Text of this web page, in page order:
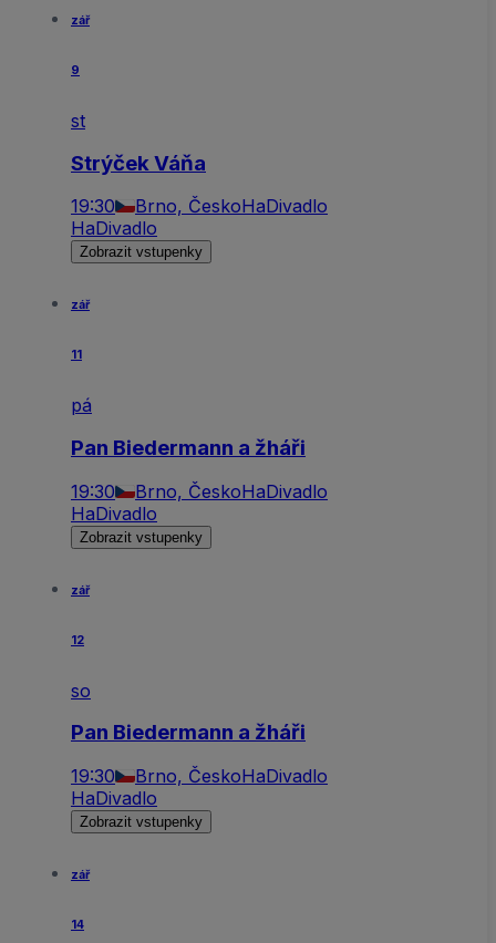
zář
9
st
Strýček Váňa
19:30 Brno, ČeskoHaDivadlo
HaDivadlo
Zobrazit vstupenky
zář
11
pá
Pan Biedermann a žháři
19:30 Brno, ČeskoHaDivadlo
HaDivadlo
Zobrazit vstupenky
zář
12
so
Pan Biedermann a žháři
19:30 Brno, ČeskoHaDivadlo
HaDivadlo
Zobrazit vstupenky
zář
14